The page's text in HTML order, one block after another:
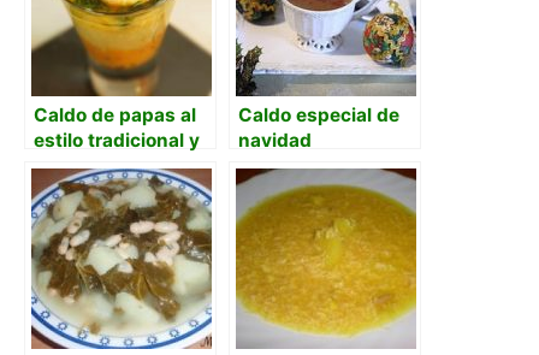
Caldo de papas al
estilo tradicional y
versión tapa.
Caldo especial de
navidad